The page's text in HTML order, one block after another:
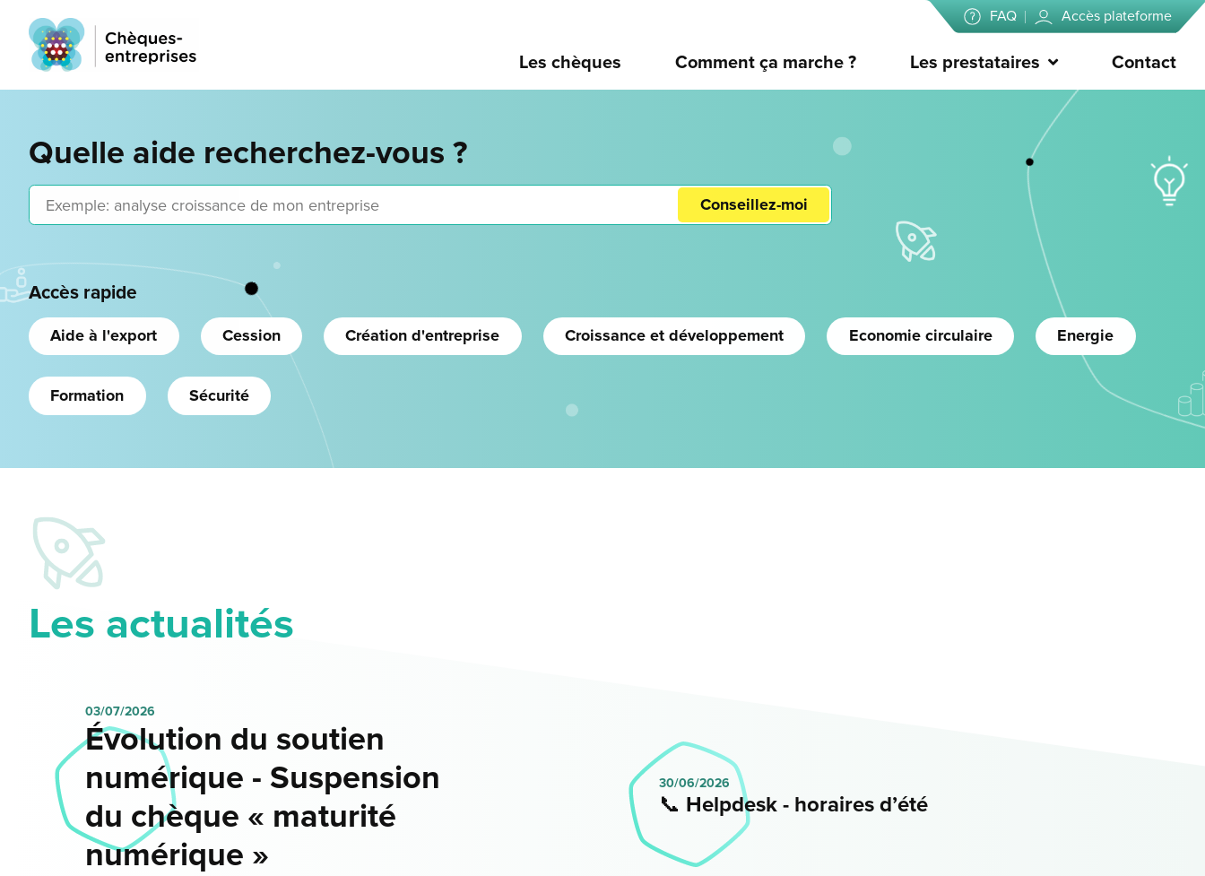
Les chèques Comment ça marche ? Les prestataires Contact
FAQ Accès plateforme
Quelle aide recherchez-vous ?
Exemple: analyse croissance de mon entreprise Conseillez-moi
Accès rapide
Aide à l'export Cession Création d'entreprise Croissance et développement Economie circulaire Energie
Formation Sécurité
Les actualités
03/07/2026
Évolution du soutien
numérique - Suspension
du chèque « maturité
numérique »
30/06/2026
📞 Helpdesk - horaires d’été